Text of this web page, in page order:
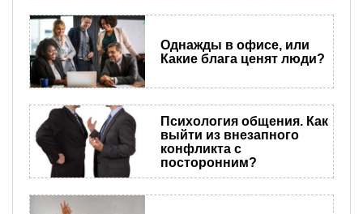
Однажды в офисе, или
Какие блага ценят люди?
Психология общения. Как
выйти из внезапного
конфликта с
посторонним?